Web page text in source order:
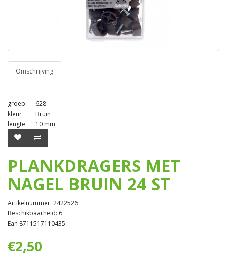
Omschrijving
groep
628
kleur
Bruin
lengte
10 mm
PLANKDRAGERS MET
NAGEL BRUIN 24 ST
Artikelnummer: 2422526
Beschikbaarheid: 6
Ean 8711517110435
€2,50